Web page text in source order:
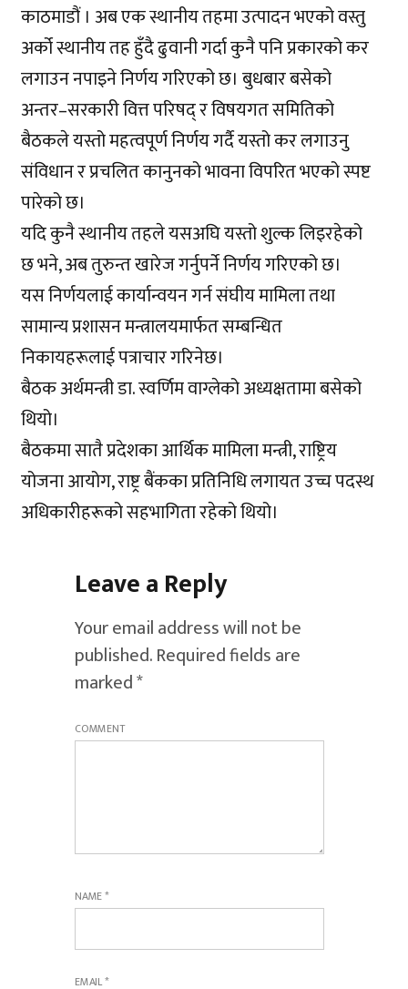
काठमाडौं । अब एक स्थानीय तहमा उत्पादन भएको वस्तु
अर्को स्थानीय तह हुँदै ढुवानी गर्दा कुनै पनि प्रकारको कर
लगाउन नपाइने निर्णय गरिएको छ। बुधबार बसेको
अन्तर–सरकारी वित्त परिषद् र विषयगत समितिको
बैठकले यस्तो महत्वपूर्ण निर्णय गर्दै यस्तो कर लगाउनु
संविधान र प्रचलित कानुनको भावना विपरित भएको स्पष्ट
पारेको छ।
यदि कुनै स्थानीय तहले यसअघि यस्तो शुल्क लिइरहेको
छ भने, अब तुरुन्त खारेज गर्नुपर्ने निर्णय गरिएको छ।
यस निर्णयलाई कार्यान्वयन गर्न संघीय मामिला तथा
सामान्य प्रशासन मन्त्रालयमार्फत सम्बन्धित
निकायहरूलाई पत्राचार गरिनेछ।
बैठक अर्थमन्त्री डा. स्वर्णिम वाग्लेको अध्यक्षतामा बसेको
थियो।
बैठकमा सातै प्रदेशका आर्थिक मामिला मन्त्री, राष्ट्रिय
योजना आयोग, राष्ट्र बैंकका प्रतिनिधि लगायत उच्च पदस्थ
अधिकारीहरूको सहभागिता रहेको थियो।
Leave a Reply
Your email address will not be
published.Required fields are
marked*
COMMENT
NAME*
EMAIL*